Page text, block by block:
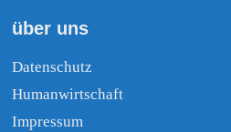
über uns
Datenschutz
Humanwirtschaft
Impressum